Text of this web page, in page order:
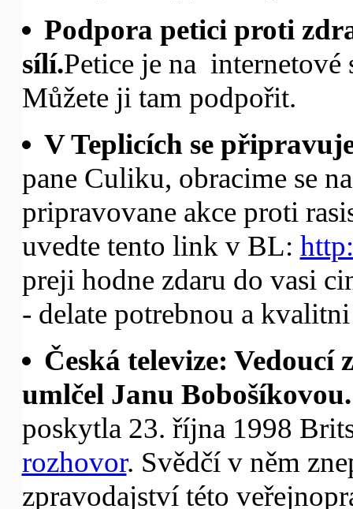
Podpora petici proti
sílí.Petice je na internetové
Můžete ji tam podpořit.
V Teplicích se
pane Culiku, obracime se
pripravovane akce proti
uvedte tento link v BL:
preji hodne zdaru do vasi
- delate potrebnou a
Česká televize:
umlčel Janu Bobošíkovou.
poskytla 23. října 1998
rozhovor. Svědčí v něm
zpravodajství této